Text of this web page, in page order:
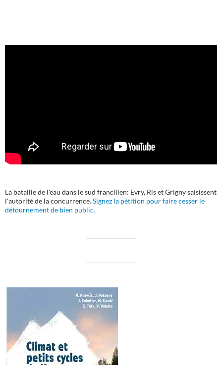
La bataille de l'eau dans le sud francilien: Evry, Ris et Grigny saisissent
l'autorité de la concurrence.Signez la pétition pour faire cesser le
détournement de bien public.